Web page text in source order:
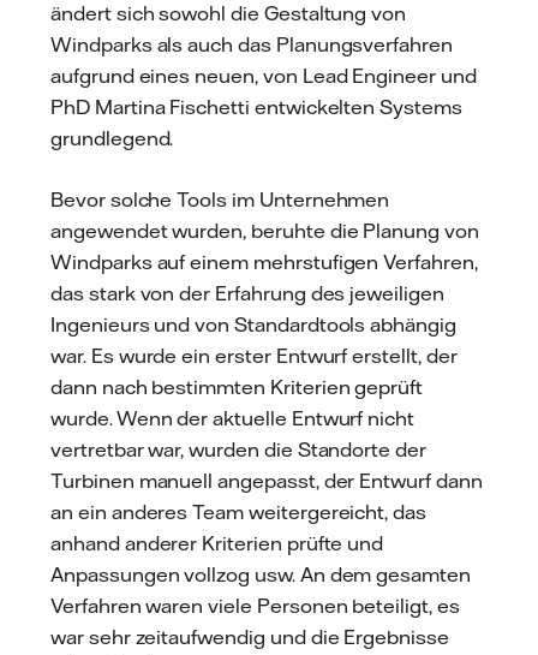
ändert sich sowohl die Gestaltung von
Windparks als auch das Planungsverfahren
aufgrund eines neuen, von Lead Engineer und
PhD Martina Fischetti entwickelten Systems
grundlegend.
Bevor solche Tools im Unternehmen
angewendet wurden, beruhte die Planung von
Windparks auf einem mehrstufigen Verfahren,
das stark von der Erfahrung des jeweiligen
Ingenieurs und von Standardtools abhängig
war. Es wurde ein erster Entwurf erstellt, der
dann nach bestimmten Kriterien geprüft
wurde. Wenn der aktuelle Entwurf nicht
vertretbar war, wurden die Standorte der
Turbinen manuell angepasst, der Entwurf dann
an ein anderes Team weitergereicht, das
anhand anderer Kriterien prüfte und
Anpassungen vollzog usw. An dem gesamten
Verfahren waren viele Personen beteiligt, es
war sehr zeitaufwendig und die Ergebnisse